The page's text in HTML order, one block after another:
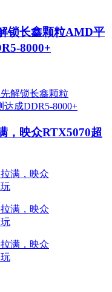
锁长鑫颗粒AMD平
8000+
，映众RTX5070超